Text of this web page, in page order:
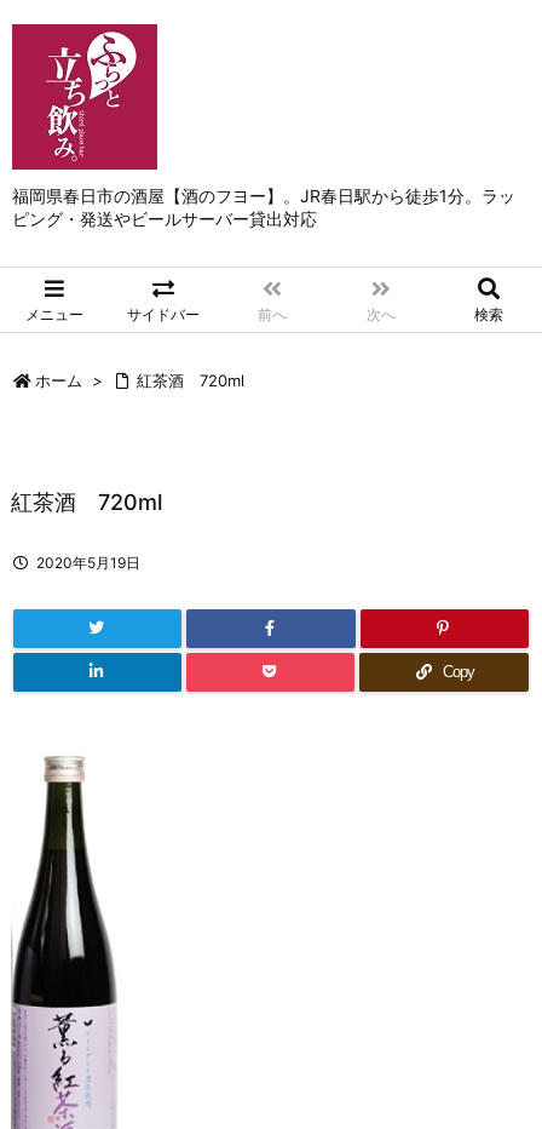
福岡県春日市の酒屋【酒のフヨー】。JR春日駅から徒歩1分。ラッ
ピング・発送やビールサーバー貸出対応
メニュー サイドバー 前へ 次へ 検索
ホーム > 紅茶酒 720ml
紅茶酒 720ml
2020年5月19日
Copy